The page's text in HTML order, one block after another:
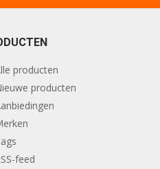
producten
producten
feed